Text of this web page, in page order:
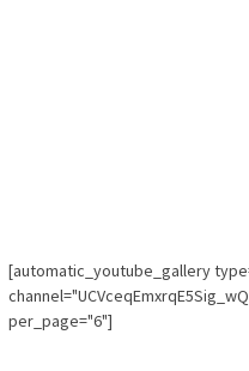
[automatic_youtube_gallery
per_page="6"]